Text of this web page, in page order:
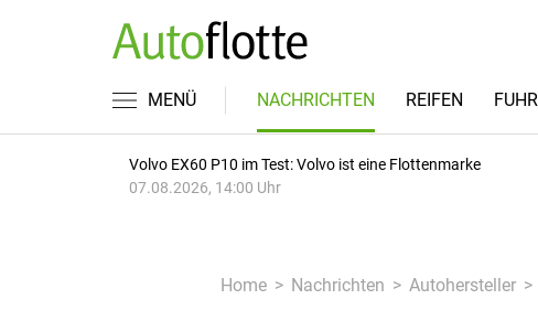
MENÜ NACHRICHTEN REIFEN
Volvo EX60 P10 im Test: Volvo ist eine Flottenmarke
07.08.2026, 14:00 Uhr
Home Nachrichten Autohersteller